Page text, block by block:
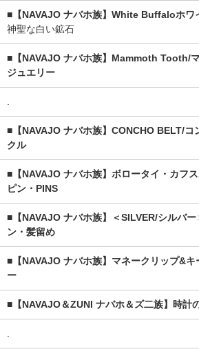
■【NAVAJO ナバホ族】White Buffaloホワ
神聖な白い鉱石
■【NAVAJO ナバホ族】Mammoth Tooth/
ジュエリー
.
■【NAVAJO ナバホ族】CONCHO BELT/コ
クル
■【NAVAJO ナバホ族】ボロータイ・カフ
ピン・PINS
■【NAVAJO ナバホ族】＜SILVER/シルバー
ン・髪留め
■【NAVAJO ナバホ族】マネークリップ&キ
ー
■【NAVAJO＆ZUNI ナバホ＆ズ二族】時計
.